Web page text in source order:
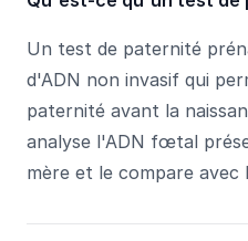
Un test de paternité
d'ADN non invasif qui
paternité avant la
analyse l'ADN fœtal
mère et le compare avec